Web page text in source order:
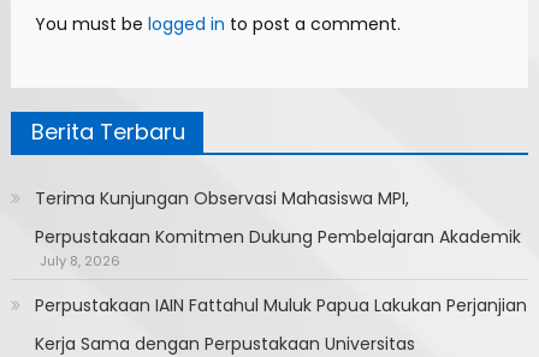
You must be logged in to post a comment.
Berita Terbaru
Terima Kunjungan Observasi Mahasiswa MPI,
Perpustakaan Komitmen Dukung Pembelajaran Akademik
July 8, 2026
Perpustakaan IAIN Fattahul Muluk Papua Lakukan Perjanjian
Kerja Sama dengan Perpustakaan Universitas